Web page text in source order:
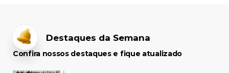
Destaques da Semana
Confira nossos destaques e fique atualizado